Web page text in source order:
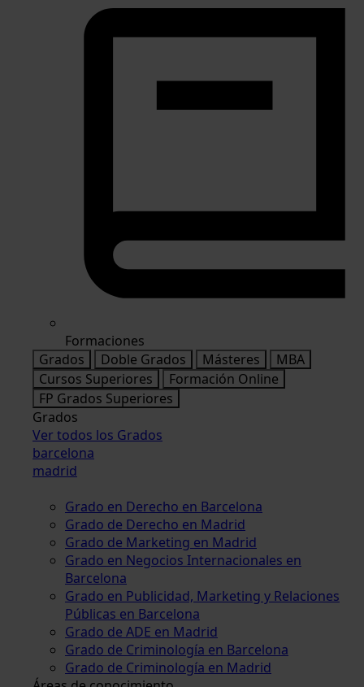
Formaciones
Grados
Doble Grados Másteres
MBA
Cursos Superiores
Formación Online
FP Grados Superiores
Grados
Ver todos los Grados
barcelona
madrid
Grado en Derecho en Barcelona
Grado de Derecho en Madrid
Grado de Marketing en Madrid
Grado en Negocios Internacionales en
Barcelona
Grado en Publicidad, Marketing y Relaciones
Públicas en Barcelona
Grado de ADE en Madrid
Grado de Criminología en Barcelona
Grado de Criminología en Madrid